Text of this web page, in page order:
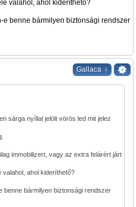
valahol, ahol kideríthető?
e benne bármilyen biztonsági rendszer
Gallaca ↓
sárga nyíllal jelölt vörös led mit jelez
immobilizert, vagy az extra felárért járt
valahol, ahol kideríthető?
benne bármilyen biztonsági rendszer